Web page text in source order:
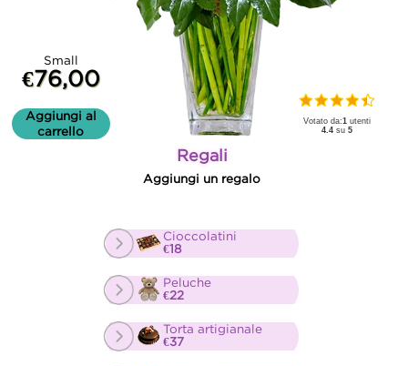
Small
€76,00
Aggiungi al
carrello
Votato da:1 utenti
4.4 su5
Regali
Aggiungi un regalo
Cioccolatini
€18
Peluche
€22
Torta artigianale
€37